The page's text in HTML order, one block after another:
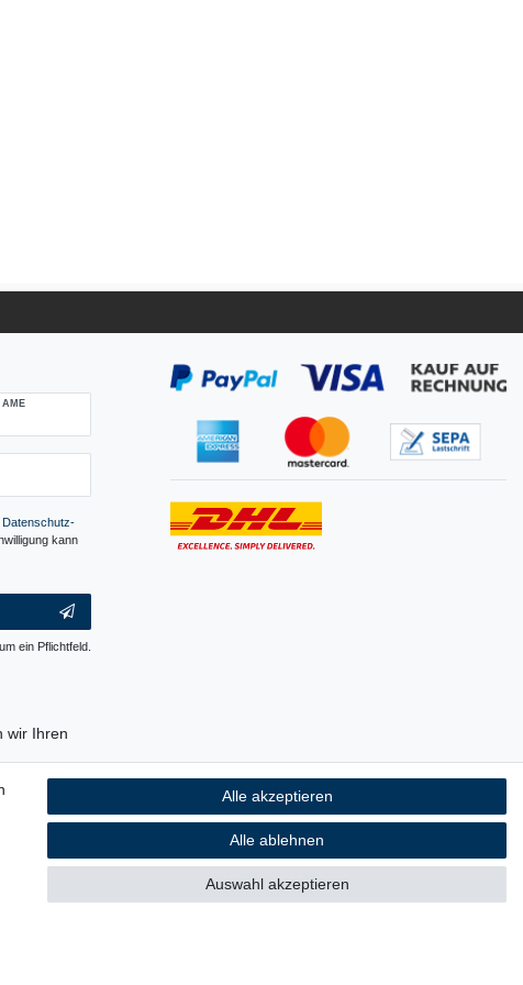
Daten­schutz­
kann
ein Pflichtfeld.
wir Ihren
Verpackung
und Plastik.
Alle akzeptieren
Alle ablehnen
Auswahl akzeptieren